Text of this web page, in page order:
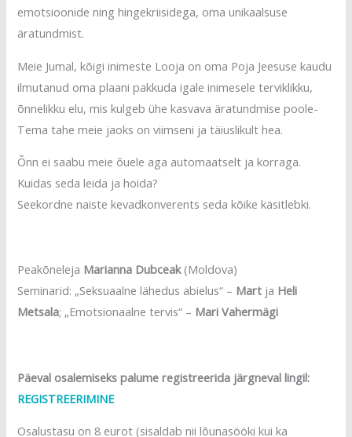
emotsioonide ning hingekriisidega, oma unikaalsuse
äratundmist.
Meie Jumal, kõigi inimeste Looja on oma Poja Jeesuse kaudu
ilmutanud oma plaani pakkuda igale inimesele terviklikku,
õnnelikku elu, mis kulgeb ühe kasvava äratundmise poole-
Tema tahe meie jaoks on viimseni ja täiuslikult hea.
Õnn ei saabu meie õuele aga automaatselt ja korraga.
Kuidas seda leida ja hoida?
Seekordne naiste kevadkonverents seda kõike käsitlebki.
Peakõneleja Marianna Dubceak(Moldova)
Seminarid: „Seksuaalne lähedus abielus“ – Mart ja Heli
Metsala; „Emotsionaalne tervis“ – Mari Vahermägi
Päeval osalemiseks palume registreerida järgneval lingil:
REGISTREERIMINE
Osalustasu on 8 eurot (sisaldab nii lõunasööki kui ka